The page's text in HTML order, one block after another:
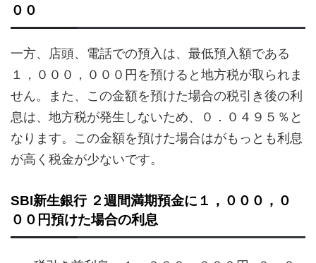
００
一方、店頭、電話での預入は、最低預入額である
１，０００，０００円を預けると地方税が取られま
せん。また、この金額を預けた場合の税引き後の利
息は、地方税が発生しないため、０．０４９５％と
なります。この金額を預けた場合はがもっとも利息
が高く税金が少ないです。
SBI新生銀行 ２週間満期預金に１，０００，０
００円預けた場合の利息